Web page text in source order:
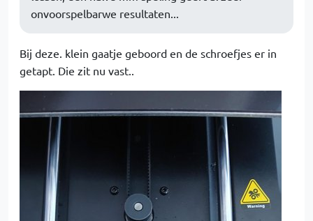
onvoorspelbarwe resultaten...
Bij deze. klein gaatje geboord en de schroefjes er in
getapt. Die zit nu vast..